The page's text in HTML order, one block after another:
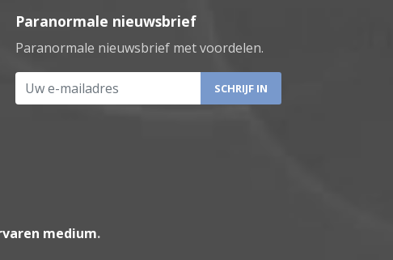
Paranormale nieuwsbrief
Paranormale nieuwsbrief met voordelen.
Uw e-mailadres
medium.